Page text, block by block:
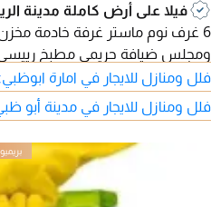
فيلا على أرض كاملة مدينة
6 غرف نوم ماستر غرفة خادمة
ومجلس ضيافة حريمي مطبخ
فلل ومنازل للايجار في امارة ابوظبي
فلل ومنازل للايجار في مدينة أبو